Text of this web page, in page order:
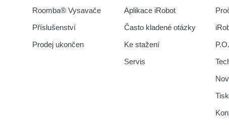
Roomba® Vysavače
Příslušenství
Prodej ukončen
Aplikace iRobot
Často kladené otázky
Ke stažení
Servis